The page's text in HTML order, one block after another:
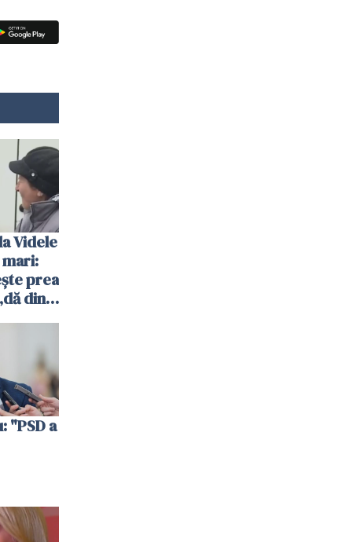
Videle
prea
din
"PSD a